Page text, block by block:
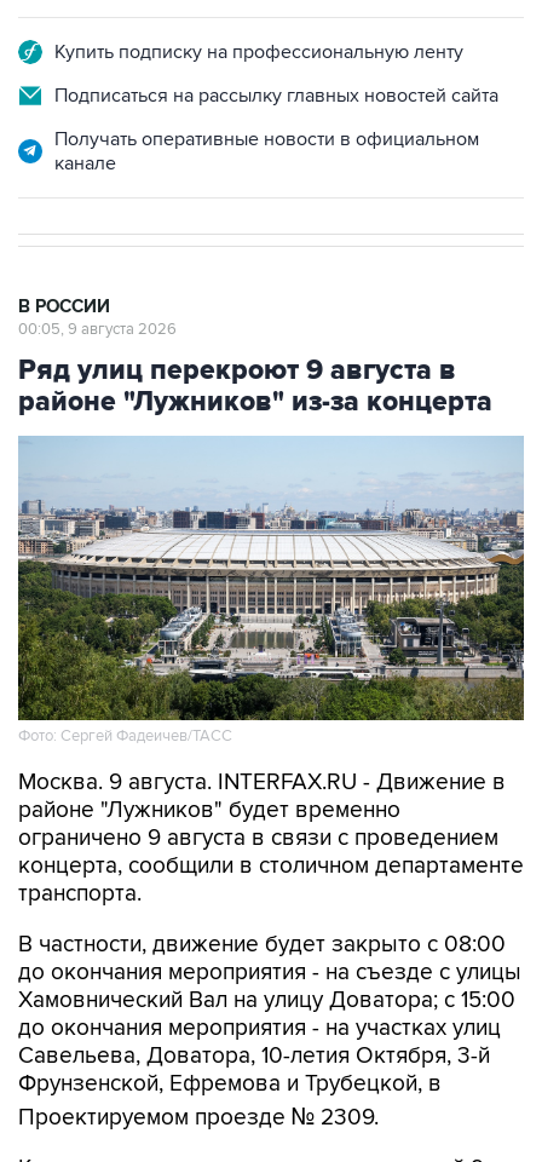
Купить подписку на профессиональную ленту
Подписаться на рассылку главных новостей сайта
Получать оперативные новости в официальном
канале
В РОССИИ
00:05, 9 августа 2026
Ряд улиц перекроют 9 августа в
районе "Лужников" из-за концерта
Фото: Сергей Фадеичев/ТАСС
Москва. 9 августа. INTERFAX.RU - Движение в
районе "Лужников" будет временно
ограничено 9 августа в связи с проведением
концерта, сообщили в столичном департаменте
транспорта.
В частности, движение будет закрыто с 08:00
до окончания мероприятия - на съезде с улицы
Хамовнический Вал на улицу Доватора; с 15:00
до окончания мероприятия - на участках улиц
Савельева, Доватора, 10-летия Октября, 3-й
Фрунзенской, Ефремова и Трубецкой, в
Проектируемом проезде № 2309.